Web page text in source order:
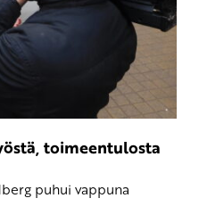
toimeentulosta
puhui vappuna